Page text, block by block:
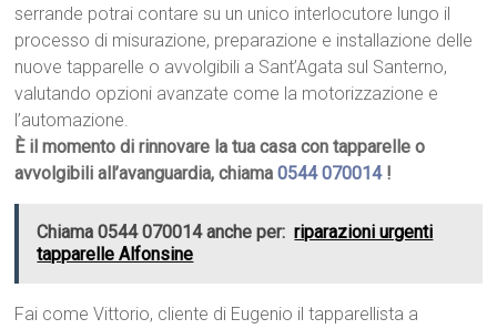
serrande potrai contare su un unico interlocutore lungo il
processo di misurazione, preparazione e installazione delle
nuove tapparelle o avvolgibili a Sant’Agata sul Santerno,
valutando opzioni avanzate come la motorizzazione e
l’automazione.
È il momento di rinnovare la tua casa con tapparelle o
avvolgibili all’avanguardia, chiama0544 070014!
Chiama 0544 070014 anche per: riparazioni urgenti
tapparelle Alfonsine
Fai come Vittorio, cliente di Eugenio il tapparellista a